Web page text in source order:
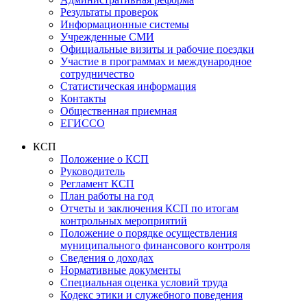
Результаты проверок
Информационные системы
Учрежденные СМИ
Официальные визиты и рабочие поездки
Участие в программах и международное
сотрудничество
Статистическая информация
Контакты
Общественная приемная
ЕГИССО
КСП
Положение о КСП
Руководитель
Регламент КСП
План работы на год
Отчеты и заключения КСП по итогам
контрольных мероприятий
Положение о порядке осуществления
муниципального финансового контроля
Сведения о доходах
Нормативные документы
Специальная оценка условий труда
Кодекс этики и служебного поведения